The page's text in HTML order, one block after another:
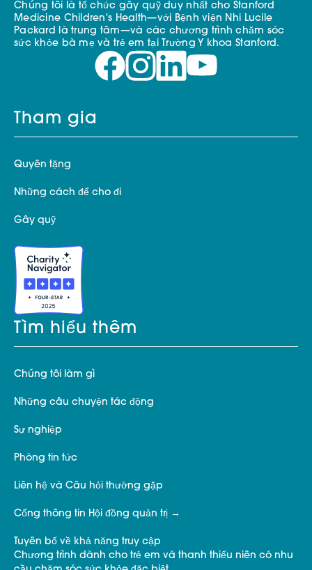
Chúng tôi là tổ chức gây quỹ duy nhất cho Stanford
Medicine Children's Health—với Bệnh viện Nhi Lucile
Packard là trung tâm—và các chương trình chăm sóc
sức khỏe bà mẹ và trẻ em tại Trường Y khoa Stanford.
Tham gia
Quyên tặng
Những cách để cho đi
Gây quỹ
Tìm hiểu thêm
Chúng tôi làm gì
Những câu chuyện tác động
Sự nghiệp
Phòng tin tức
Liên hệ và Câu hỏi thường gặp
Cổng thông tin Hội đồng quản trị
Tuyên bố về khả năng truy cập
Chương trình dành cho trẻ em và thanh thiếu niên có nhu